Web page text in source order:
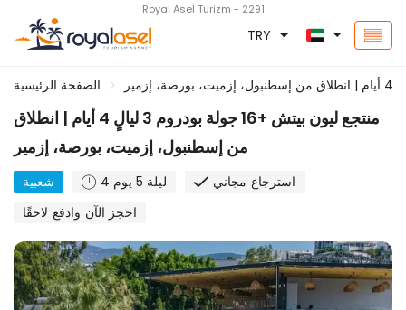
Royal Asel Turizm - 2291
TRY
الصفحة الرئيسية
منتجع ليون بيتش +16 جولة بودروم 3 ليالٍ 4 أيام | انطلاق
من إسطنبول، إزميت، بورصة، إزمير
شعبية 4 ليلة 5 يوم
استرجاع مجاني
احجز الآن وادفع لاحقًا